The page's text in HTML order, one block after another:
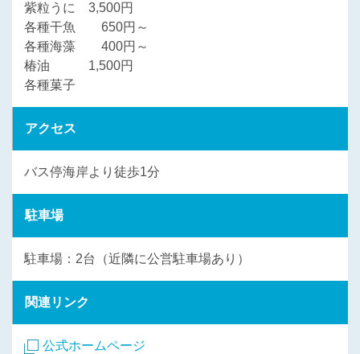
紫粒うに 3,500円
各種干魚 650円～
各種海藻 400円～
椿油 1,500円
各種菓子
アクセス
バス停海岸より徒歩1分
駐車場
駐車場：2台（近隣に公営駐車場あり）
関連リンク
公式ホームページ